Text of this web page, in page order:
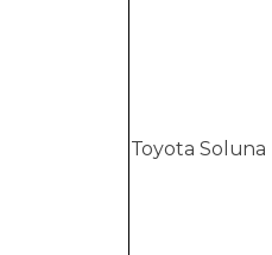
Toyota Soluna